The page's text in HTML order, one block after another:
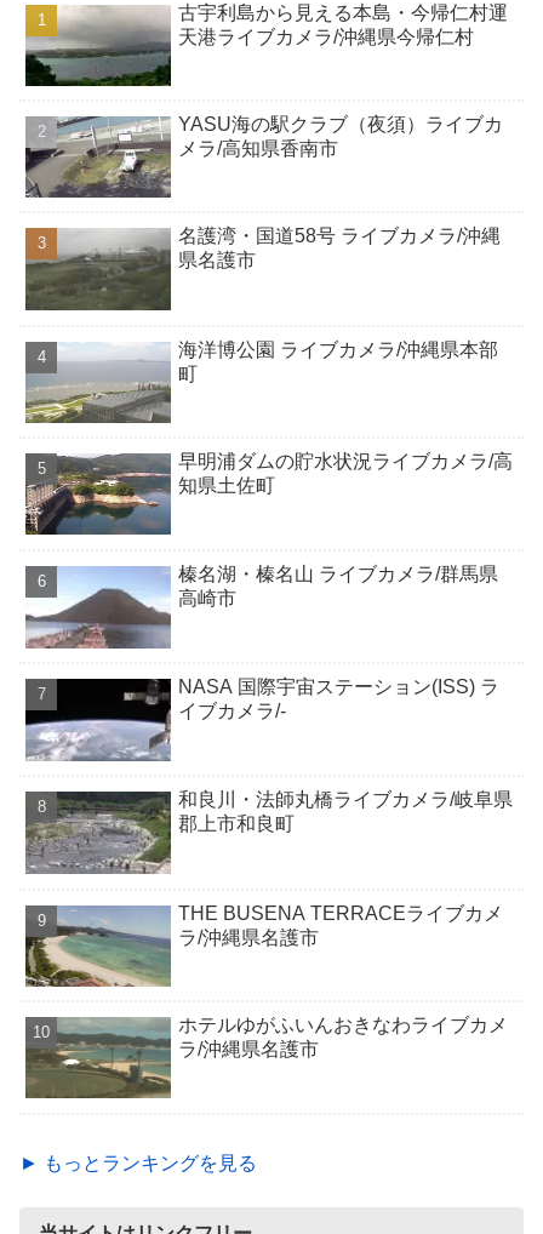
古宇利島から見える本島・今帰仁村運
天港ライブカメラ/沖縄県今帰仁村
YASU海の駅クラブ（夜須）ライブカ
メラ/高知県香南市
名護湾・国道58号 ライブカメラ/沖縄
県名護市
海洋博公園 ライブカメラ/沖縄県本部
町
早明浦ダムの貯水状況ライブカメラ/高
知県土佐町
榛名湖・榛名山 ライブカメラ/群馬県
高崎市
NASA 国際宇宙ステーション(ISS) ラ
イブカメラ/-
和良川・法師丸橋ライブカメラ/岐阜県
郡上市和良町
THE BUSENA TERRACEライブカメ
ラ/沖縄県名護市
ホテルゆがふいんおきなわライブカメ
ラ/沖縄県名護市
► もっとランキングを見る